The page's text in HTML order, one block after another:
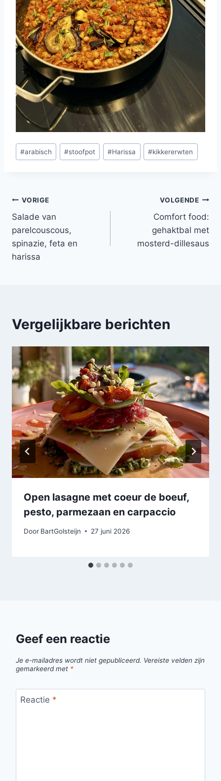
Bericht
tags:
#arabisch #stoofpot #Harissa #kikkererwten
Bericht
navigatie
VORIGE
Salade van
parelcouscous,
spinazie, feta en
harissa
VOLGENDE
Comfort food:
gehaktbal met
mosterd-dillesaus
Vergelijkbare berichten
Open lasagne met coeur de boeuf,
pesto, parmezaan en carpaccio
Door BartGolsteijn 27 juni 2026
Geef een reactie
Je e-mailadres wordt niet gepubliceerd. Vereiste velden zijn
gemarkeerd met *
Reactie *